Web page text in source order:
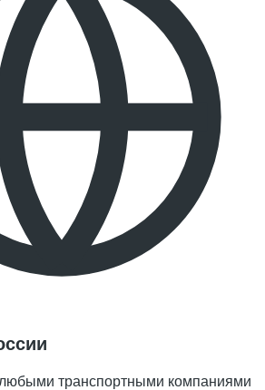
транспортными компаниями